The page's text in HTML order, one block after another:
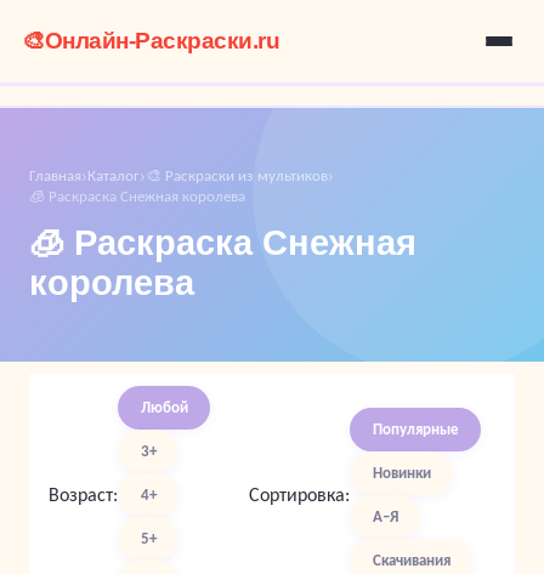
🎨Онлайн-Раскраски.ru
Главная›Каталог›🎨 Раскраски из мультиков›
🧊 Раскраска Снежная королева
🧊 Раскраска Снежная
королева
Возраст:
Любой
3+
4+
5+
Сортировка:
Популярные
Новинки
А–Я
Скачивания